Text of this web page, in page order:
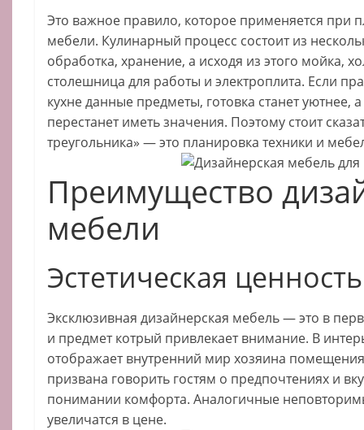
Это важное правило, которое применяется при
мебели. Кулинарный процесс состоит из
обработка, хранение, а исходя из этого мойка,
столешница для работы и электроплита. Если
кухне данные предметы, готовка станет уютнее,
перестанет иметь значения. Поэтому стоит
треугольника» — это планировка техники и
Преимущество
мебели
Эстетическая ценность
Эксклюзивная дизайнерская мебель — это в
и предмет котрый привлекает внимание. В
отображает внутренний мир хозяина
призвана говорить гостям о предпочтениях и
понимании комфорта. Аналогичные
увеличатся в цене.